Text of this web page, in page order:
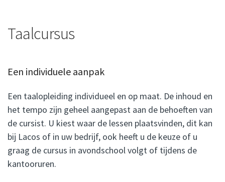
Taalcursus
Een individuele aanpak
Een taalopleiding individueel en op maat. De inhoud en
het tempo zijn geheel aangepast aan de behoeften van
de cursist. U kiest waar de lessen plaatsvinden, dit kan
bij Lacos of in uw bedrijf, ook heeft u de keuze of u
graag de cursus in avondschool volgt of tijdens de
kantooruren.